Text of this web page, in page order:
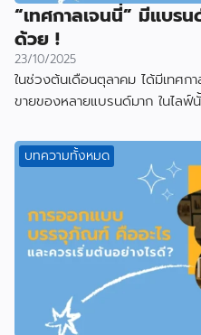
“เทศกาลเจนนี่” มีแบร
ด้วย !
23/10/2025
ในช่วงต้นเดือนตุลาคม ได้มีเทศก
ขายของหลายแบรนด์มาก ในไลฟ์
บทความทั้งหมด